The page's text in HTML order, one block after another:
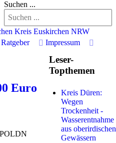
Suchen ...
Kreis Euskirchen NRW
Ratgeber Impressum
Euro
Leser-
Topthemen
Kreis Düren:
Wegen
Trockenheit -
Wasserentnahme
aus oberirdischen
Gewässern